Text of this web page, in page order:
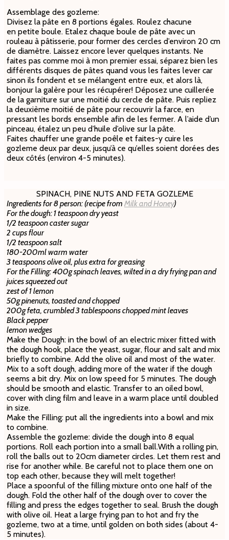
Assemblage des gozleme:
Divisez la pâte en 8 portions égales. Roulez chacune
en petite boule. Etalez chaque boule de pâte avec un
rouleau à pâtisserie, pour former des cercles d’environ 20 cm
de diamètre. Laissez encore lever quelques instants. Ne
faites pas comme moi à mon premier essai, séparez bien les
différents disques de pâtes quand vous les faites lever car
sinon ils fondent et se mélangent entre eux, et alors là,
bonjour la galère pour les récupérer! Déposez une cuillerée
de la garniture sur une moitié du cercle de pâte. Puis repliez
la deuxième moitié de pâte pour recouvrir la farce, en
pressant les bords ensemble afin de les fermer. A l’aide d’un
pinceau, étalez un peu d’huile d’olive sur la pâte.
Faites chauffer une grande poêle et faites-y cuire les
gozleme deux par deux, jusqu’à ce qu’elles soient dorées des
deux côtés (environ 4-5 minutes).
SPINACH, PINE NUTS AND FETA GOZLEME
Ingredients for 8 person: (recipe from Milk and Honey)
For the dough: 1 teaspoon dry yeast
1/2 teaspoon caster sugar
2 cups flour
1/2 teaspoon salt
180-200ml warm water
3 teaspoons olive oil, plus extra for greasing
For the Filling: 400g spinach leaves, wilted in a dry frying pan and
juices squeezed out
zest of 1 lemon
50g pinenuts, toasted and chopped
200g feta, crumbled 3 tablespoons chopped mint leaves
Black pepper
lemon wedges
Make the Dough: in the bowl of an electric mixer fitted with
the dough hook, place the yeast, sugar, flour and salt and mix
briefly to combine. Add the olive oil and most of the water.
Mix to a soft dough, adding more of the water if the dough
seems a bit dry. Mix on low speed for 5 minutes. The dough
should be smooth and elastic. Transfer to an oiled bowl,
cover with cling film and leave in a warm place until doubled
in size.
Make the Filling: put all the ingredients into a bowl and mix
to combine.
Assemble the gozleme: divide the dough into 8 equal
portions. Roll each portion into a small ball.With a rolling pin,
roll the balls out to 20cm diameter circles. Let them rest and
rise for another while. Be careful not to place them one on
top each other, because they will melt together!
Place a spoonful of the filling mixture onto one half of the
dough. Fold the other half of the dough over to cover the
filling and press the edges together to seal. Brush the dough
with olive oil. Heat a large frying pan to hot and fry the
gozleme, two at a time, until golden on both sides (about 4-
5 minutes).